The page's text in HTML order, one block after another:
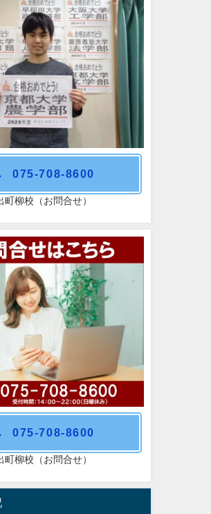
075-708-8600
町柳校（お問合せ）
075-708-8600
町柳校（お問合せ）